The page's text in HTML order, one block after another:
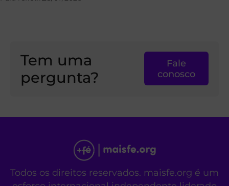
Tem uma
pergunta?
Fale
conosco
Todos os direitos reservados. maisfe.org é um